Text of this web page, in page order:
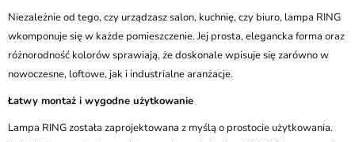
Niezależnie od tego, czy urządzasz salon, kuchnię, czy biuro, lampa RING
wkomponuje się w każde pomieszczenie. Jej prosta, elegancka forma oraz
różnorodność kolorów sprawiają, że doskonale wpisuje się zarówno w
nowoczesne, loftowe, jak i industrialne aranżacje.
Łatwy montaż i wygodne użytkowanie
Lampa RING została zaprojektowana z myślą o prostocie użytkowania.